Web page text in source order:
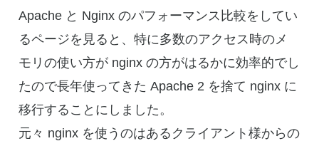
Apache と Nginx のパフォーマンス比較をしてい
るページを見ると、特に多数のアクセス時のメ
モリの使い方が nginx の方がはるかに効率的でし
たので長年使ってきた Apache 2 を捨て nginx に
移行することにしました。
元々 nginx を使うのはあるクライアント様からの